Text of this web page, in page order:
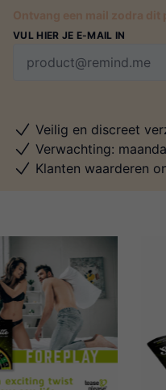
Ontvang een mail zodra
VUL HIER JE E-MAIL IN
Veilig en discreet
Verwachting:
Klanten waarderen